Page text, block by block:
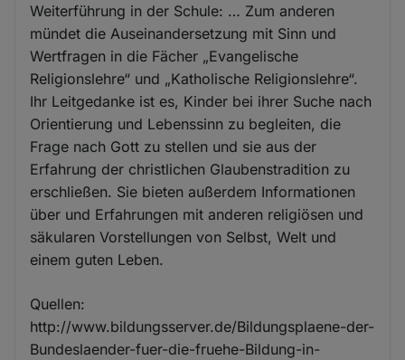
Weiterführung in der Schule: … Zum anderen
mündet die Auseinandersetzung mit Sinn und
Wertfragen in die Fächer „Evangelische
Religionslehre“ und „Katholische Religionslehre“.
Ihr Leitgedanke ist es, Kinder bei ihrer Suche nach
Orientierung und Lebenssinn zu begleiten, die
Frage nach Gott zu stellen und sie aus der
Erfahrung der christlichen Glaubenstradition zu
erschließen. Sie bieten außerdem Informationen
über und Erfahrungen mit anderen religiösen und
säkularen Vorstellungen von Selbst, Welt und
einem guten Leben.
Quellen:
http://www.bildungsserver.de/Bildungsplaene-der-
Bundeslaender-fuer-die-fruehe-Bildung-in-